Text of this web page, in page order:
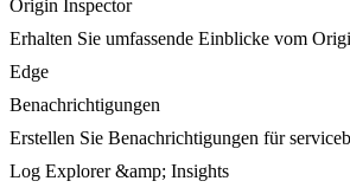
Origin Inspector
Erhalten Sie umfassende Einblicke vom
Edge
Benachrichtigungen
Erstellen Sie Benachrichtigungen für
Log Explorer &amp; Insights